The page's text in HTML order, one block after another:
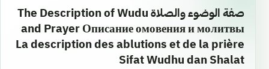
صفة الوضوء والصلاة The Description of Wudu
and Prayer Описание омовения и молитвы
La description des ablutions et de la prière
Sifat Wudhu dan Shalat